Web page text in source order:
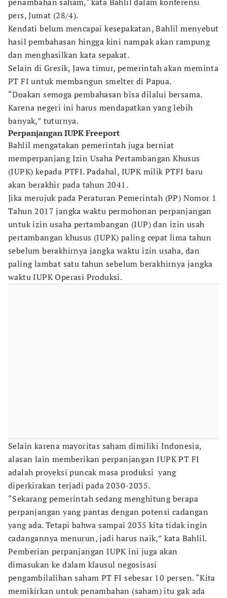
pers, Jumat (28/4).
Kendati belum mencapai kesepakatan, Bahlil menyebut
hasil pembahasan hingga kini nampak akan rampung
dan menghasilkan kata sepakat.
Selain di Gresik, Jawa timur, pemerintah akan meminta
PT FI untuk membangun smelter di Papua.
“Doakan semoga pembahasan bisa dilalui bersama.
Karena negeri ini harus mendapatkan yang lebih
banyak,” tuturnya.
Perpanjangan IUPK Freeport
Bahlil mengatakan pemerintah juga berniat
memperpanjang Izin Usaha Pertambangan Khusus
(IUPK) kepada PTFI. Padahal, IUPK milik PTFI baru
akan berakhir pada tahun 2041.
Jika merujuk pada Peraturan Pemerintah (PP) Nomor 1
Tahun 2017 jangka waktu permohonan perpanjangan
untuk izin usaha pertambangan (IUP) dan izin usah
pertambangan khusus (IUPK) paling cepat lima tahun
sebelum berakhirnya jangka waktu izin usaha, dan
paling lambat satu tahun sebelum berakhirnya jangka
waktu IUPK Operasi Produksi.
Selain karena mayoritas saham dimiliki Indonesia,
alasan lain memberikan perpanjangan IUPK PT FI
adalah proyeksi puncak masa produksi yang
diperkirakan terjadi pada 2030-2035.
“Sekarang pemerintah sedang menghitung berapa
perpanjangan yang pantas dengan potensi cadangan
yang ada. Tetapi bahwa sampai 2035 kita tidak ingin
cadangannya menurun, jadi harus naik,” kata Bahlil.
Pemberian perpanjangan IUPK ini juga akan
dimasukan ke dalam klausul negosisasi
pengambilalihan saham PT FI sebesar 10 persen. “Kita
memikirkan untuk penambahan (saham) itu gak ada